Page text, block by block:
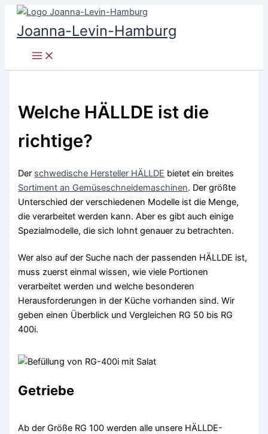
Zum
Inhalt
springen
Joanna-Levin-Hamburg
Welche HÄLLDE ist die
richtige?
Der schwedische Hersteller HÄLLDE bietet ein breites
Sortiment an Gemüseschneidemaschinen. Der größte
Unterschied der verschiedenen Modelle ist die Menge,
die verarbeitet werden kann. Aber es gibt auch einige
Spezialmodelle, die sich lohnt genauer zu betrachten.
Wer also auf der Suche nach der passenden HÄLLDE ist,
muss zuerst einmal wissen, wie viele Portionen
verarbeitet werden und welche besonderen
Herausforderungen in der Küche vorhanden sind. Wir
geben einen Überblick und Vergleichen RG 50 bis RG
400i.
Getriebe
Ab der Größe RG 100 werden alle unsere HÄLLDE-